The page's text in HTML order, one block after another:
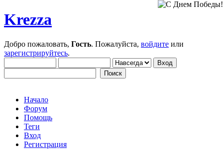
Krezza
Добро пожаловать, Гость. Пожалуйста, войдите или
зарегистрируйтесь.
Начало
Форум
Помощь
Теги
Вход
Регистрация